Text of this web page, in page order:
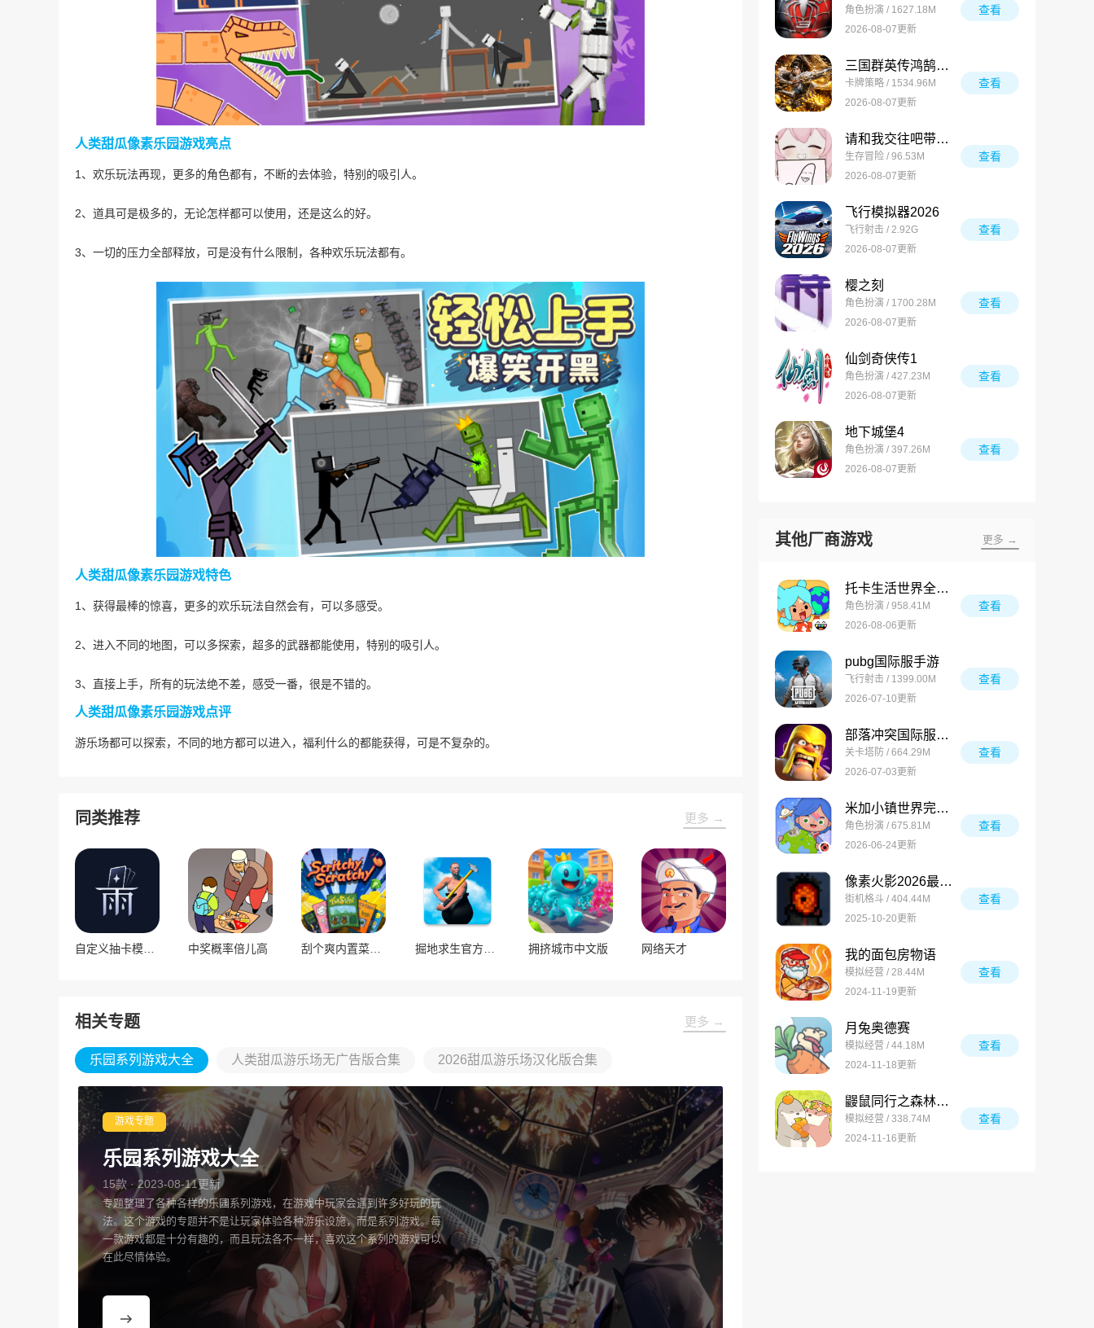
人类甜瓜像素乐园游戏亮点
1、欢乐玩法再现，更多的角色都有，不断的去体验，特别的吸引人。
2、道具可是极多的，无论怎样都可以使用，还是这么的好。
3、一切的压力全部释放，可是没有什么限制，各种欢乐玩法都有。
人类甜瓜像素乐园游戏特色
1、获得最棒的惊喜，更多的欢乐玩法自然会有，可以多感受。
2、进入不同的地图，可以多探索，超多的武器都能使用，特别的吸引人。
3、直接上手，所有的玩法绝不差，感受一番，很是不错的。
人类甜瓜像素乐园游戏点评
游乐场都可以探索，不同的地方都可以进入，福利什么的都能获得，可是不复杂的。
同类推荐 更多 →
中奖概率倍儿高 拥挤城市中文版 网络天才
相关专题 更多 →
乐园系列游戏大全 人类甜瓜游乐场无广告版合集 2026甜瓜游乐场汉化版合集
游戏专题
乐园系列游戏大全
15款 · 2023-08-11更新
专题整理了各种各样的乐园系列游戏，在游戏中玩家会遇到许多好玩的玩
法。这个游戏的专题并不是让玩家体验各种游乐设施，而是系列游戏。每
一款游戏都是十分有趣的，而且玩法各不一样，喜欢这个系列的游戏可以
在此尽情体验。
角色扮演 / 1627.18M
2026-08-07更新
查看
三国群英传鸿鹄霸业最新版
卡牌策略 / 1534.96M
2026-08-07更新
查看
请和我交往吧带带大师兄
生存冒险 / 96.53M
2026-08-07更新
查看
飞行模拟器2026
飞行射击 / 2.92G
2026-08-07更新
查看
樱之刻
角色扮演 / 1700.28M
2026-08-07更新
查看
仙剑奇侠传1
角色扮演 / 427.23M
2026-08-07更新
查看
地下城堡4
角色扮演 / 397.26M
2026-08-07更新
查看
其他厂商游戏 更多 →
托卡生活世界全解锁版
角色扮演 / 958.41M
2026-08-06更新
查看
pubg国际服手游
飞行射击 / 1399.00M
2026-07-10更新
查看
部落冲突国际服最新版
关卡塔防 / 664.29M
2026-07-03更新
查看
米加小镇世界完整版
角色扮演 / 675.81M
2026-06-24更新
查看
像素火影2026最新版
街机格斗 / 404.44M
2025-10-20更新
查看
我的面包房物语
模拟经营 / 28.44M
2024-11-19更新
查看
月兔奥德赛
模拟经营 / 44.18M
2024-11-18更新
查看
鼹鼠同行之森林之家万圣节版
模拟经营 / 338.74M
2024-11-16更新
查看